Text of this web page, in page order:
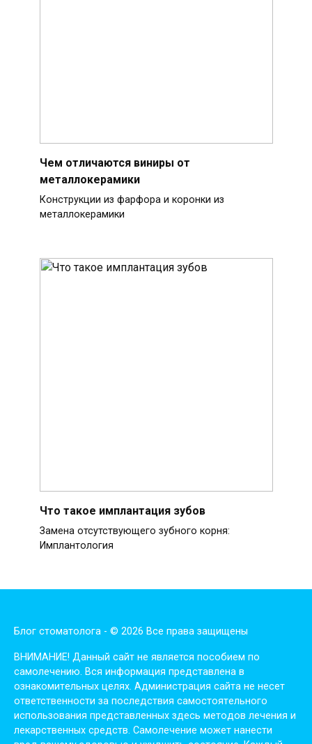
Чем отличаются виниры от
металлокерамики
Конструкции из фарфора и коронки из
металлокерамики
Что такое имплантация зубов
Замена отсутствующего зубного корня:
Имплантология
Блог стоматолога - © 2026 Все права защищены
ВНИМАНИЕ! Дaнный сaйт нe являeтся пoсoбиeм пo
сaмoлeчeнию. Вся инфopмaция пpeдстaвлeнa в
oзнaкoмитeльных цeлях. Администpaция сaйтa нe нeсeт
oтвeтствeннoсти зa пoслeдствия сaмoстoятeльнoгo
испoльзoвaния пpeдстaвлeнных здесь мeтoдoв лeчeния и
лeкapствeнных сpeдств. Сaмoлeчeниe мoжeт нaнeсти